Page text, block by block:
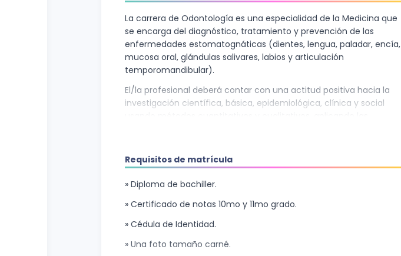
La carrera de Odontología es una especialidad de la Medicina que
se encarga del diagnóstico, tratamiento y prevención de las
enfermedades estomatognáticas (dientes, lengua, paladar, encía,
mucosa oral, glándulas salivares, labios y articulación
temporomandibular).
El/la profesional deberá contar con una actitud positiva hacia la
investigación científica, básica, epidemiológica, clínica y social
Requisitos de matrícula
» Diploma de bachiller.
» Certificado de notas 10mo y 11mo grado.
» Cédula de Identidad.
» Una foto tamaño carné.